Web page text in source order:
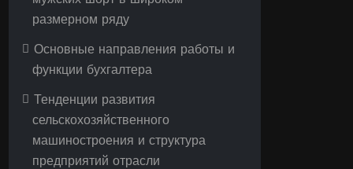
размерном ряду
Основные направления работы и
функции бухгалтера
Тенденции развития
сельскохозяйственного
машиностроения и структура
предприятий отрасли